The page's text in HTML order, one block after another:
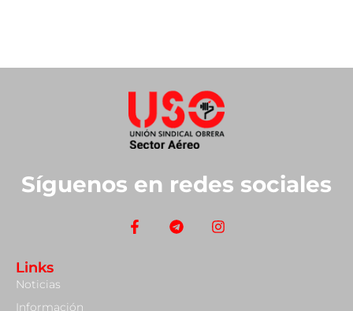
Síguenos en redes sociales
Links
Noticias
Información